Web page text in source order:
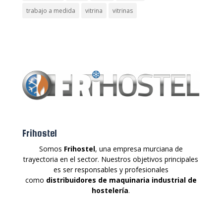
trabajo a medida vitrina vitrinas
Frihostel
Somos Frihostel, una empresa murciana de
trayectoria en el sector. Nuestros objetivos principales
es ser responsables y profesionales
como distribuidores de maquinaria industrial de
hostelería.